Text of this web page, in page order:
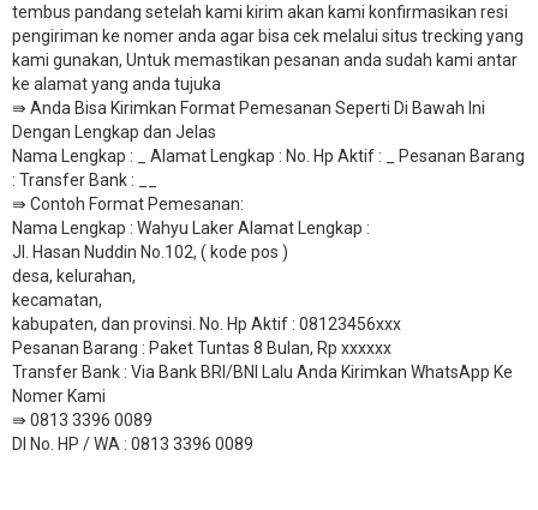
tembus pandang setelah kami kirim akan kami konfirmasikan resi
pengiriman ke nomer anda agar bisa cek melalui situs trecking yang
kami gunakan, Untuk memastikan pesanan anda sudah kami antar
ke alamat yang anda tujuka
⇛ Anda Bisa Kirimkan Format Pemesanan Seperti Di Bawah Ini
Dengan Lengkap dan Jelas
Nama Lengkap : _ Alamat Lengkap : No. Hp Aktif : _ Pesanan Barang
: Transfer Bank : __
​⇛ Contoh Format Pemesanan:
Nama Lengkap : Wahyu Laker Alamat Lengkap :
Jl. Hasan Nuddin No.102, ( kode pos )
desa, kelurahan,
kecamatan,
kabupaten, dan provinsi. No. Hp Aktif : 08123456xxx
Pesanan Barang : Paket Tuntas 8 Bulan, Rp xxxxxx
​Transfer Bank : Via Bank BRI/BNI Lalu Anda Kirimkan WhatsApp Ke
Nomer Kami
⇛ 0813 3396 0089
DI No. HP / WA : 0813 3396 0089